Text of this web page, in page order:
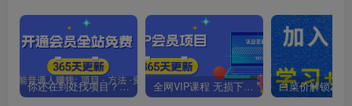
你还在到处找项目？还在当韭菜？我靠卖项目一个月收入5万+，曾经我也是个失败者。 全网VIP课程 无损下载~.~